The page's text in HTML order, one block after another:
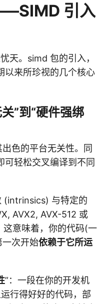
引入
天。simd 包的引入，
以来所珍视的几个核心
”到“硬件强绑
色的平台无关性。同
可轻松交叉编译到不同
(intrinsics) 与特定的
AVX2, AVX-512 或
这意味着，你的代码(一
次开始依赖于它所运
”：一段在你的开发机
行得好好的代码，部